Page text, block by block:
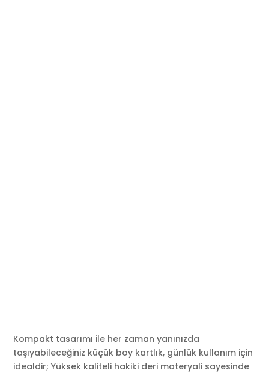
Kompakt tasarımı ile her zaman yanınızda
taşıyabileceğiniz küçük boy kartlık, günlük kullanım için
idealdir; Yüksek kaliteli hakiki deri materyali sayesinde